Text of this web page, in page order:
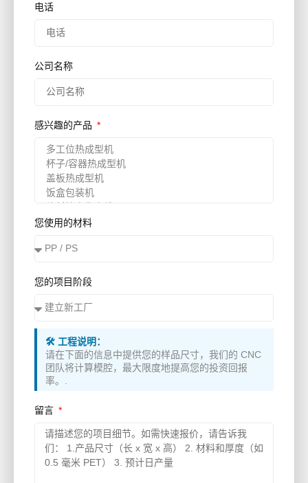
电话
公司名称
感兴趣的产品
您使用的材料
您的项目阶段
🛠️ 工程说明：
请在下面的信息中提供您的样品尺寸，我们的 CNC
团队将计算模腔，最大限度地提高您的投资回报
率。.
留言